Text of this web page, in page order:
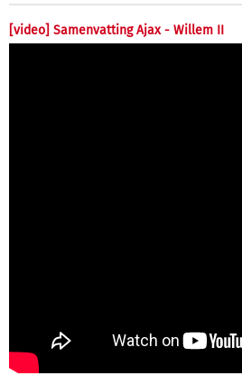
[video] Samenvatting Ajax - Willem II